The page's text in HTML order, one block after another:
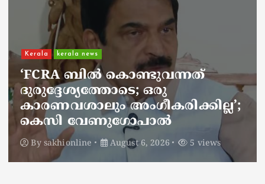
kerala news
ചാലിശേരിയില്‍ സര്‍ക്കാര്‍
ജനകീയ ആരോഗ്യകേന്ദ്രത്തില്‍
നഴ്സിന് അണലിയുടെ കടിയേറ്റു;
അണലിയുടെ കടിയേറ്റത്
ഡ്യൂട്ടിക്കിടെ
By sakhionline August 6, 2026 4 views